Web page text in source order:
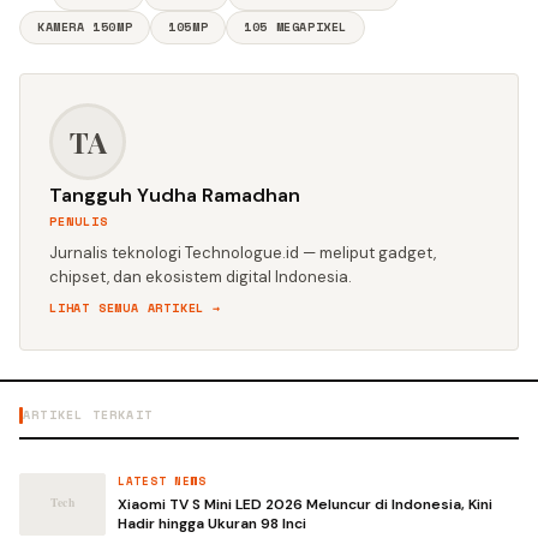
KAMERA 150MP
105MP 105 MEGAPIXEL
TA
Tangguh Yudha Ramadhan
PENULIS
Jurnalis teknologi Technologue.id — meliput gadget,
chipset, dan ekosistem digital Indonesia.
LIHAT SEMUA ARTIKEL →
ARTIKEL TERKAIT
LATEST NEWS
Xiaomi TV S Mini LED 2026 Meluncur di Indonesia, Kini
Hadir hingga Ukuran 98 Inci